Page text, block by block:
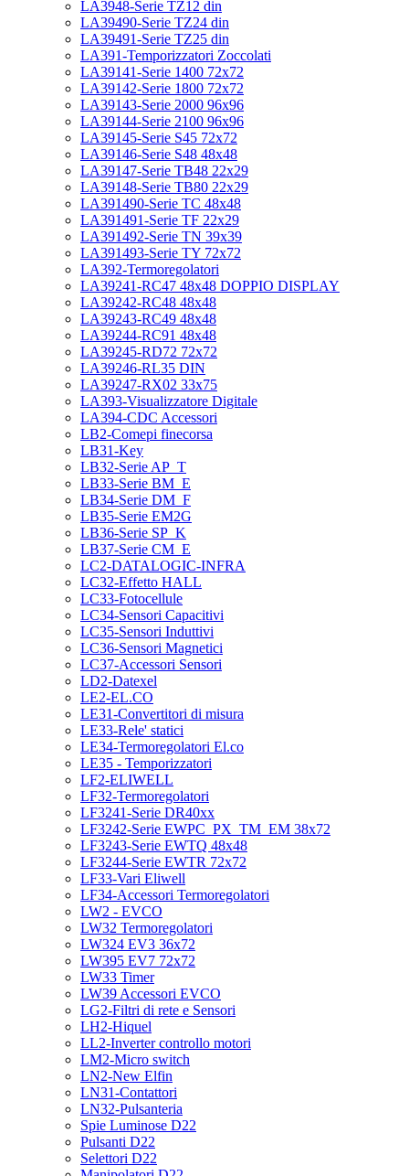
LA3948-Serie TZ12 din
LA39490-Serie TZ24 din
LA39491-Serie TZ25 din
LA391-Temporizzatori Zoccolati
LA39141-Serie 1400 72x72
LA39142-Serie 1800 72x72
LA39143-Serie 2000 96x96
LA39144-Serie 2100 96x96
LA39145-Serie S45 72x72
LA39146-Serie S48 48x48
LA39147-Serie TB48 22x29
LA39148-Serie TB80 22x29
LA391490-Serie TC 48x48
LA391491-Serie TF 22x29
LA391492-Serie TN 39x39
LA391493-Serie TY 72x72
LA392-Termoregolatori
LA39241-RC47 48x48 DOPPIO DISPLAY
LA39242-RC48 48x48
LA39243-RC49 48x48
LA39244-RC91 48x48
LA39245-RD72 72x72
LA39246-RL35 DIN
LA39247-RX02 33x75
LA393-Visualizzatore Digitale
LA394-CDC Accessori
LB2-Comepi finecorsa
LB31-Key
LB32-Serie AP_T
LB33-Serie BM_E
LB34-Serie DM_F
LB35-Serie EM2G
LB36-Serie SP_K
LB37-Serie CM_E
LC2-DATALOGIC-INFRA
LC32-Effetto HALL
LC33-Fotocellule
LC34-Sensori Capacitivi
LC35-Sensori Induttivi
LC36-Sensori Magnetici
LC37-Accessori Sensori
LD2-Datexel
LE2-EL.CO
LE31-Convertitori di misura
LE33-Rele' statici
LE34-Termoregolatori El.co
LE35 - Temporizzatori
LF2-ELIWELL
LF32-Termoregolatori
LF3241-Serie DR40xx
LF3242-Serie EWPC_PX_TM_EM 38x72
LF3243-Serie EWTQ 48x48
LF3244-Serie EWTR 72x72
LF33-Vari Eliwell
LF34-Accessori Termoregolatori
LW2 - EVCO
LW32 Termoregolatori
LW324 EV3 36x72
LW395 EV7 72x72
LW33 Timer
LW39 Accessori EVCO
LG2-Filtri di rete e Sensori
LH2-Hiquel
LL2-Inverter controllo motori
LM2-Micro switch
LN2-New Elfin
LN31-Contattori
LN32-Pulsanteria
Spie Luminose D22
Pulsanti D22
Selettori D22